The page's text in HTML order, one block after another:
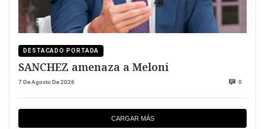
DESTACADO PORTADA
SANCHEZ amenaza a Meloni
7 De Agosto De 2026 0
CARGAR MÁS